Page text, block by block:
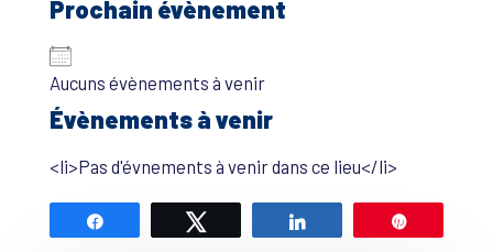
Prochain évènement
Aucuns évènements à venir
Évènements à venir
<li>Pas d'évnements à venir dans ce lieu</li>